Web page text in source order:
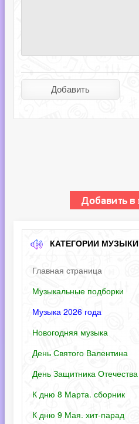
КАТЕГОРИИ МУЗЫКИ
Главная страница
Музыкальные подборки
Музыка 2026 года
Новогодняя музыка
День Святого Валентина
День Защитника Отечества
К дню 8 Марта. сборник
К дню 9 Мая. хит-парад